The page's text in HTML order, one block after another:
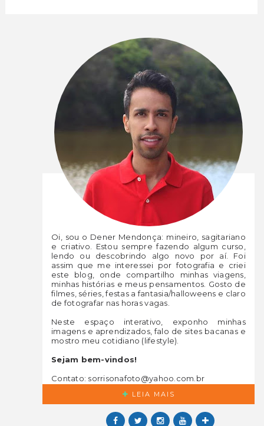
Oi, sou o Dener Mendonça: mineiro, sagitariano
e criativo. Estou sempre fazendo algum curso,
lendo ou descobrindo algo novo por aí. Foi
assim que me interessei por fotografia e criei
este blog, onde compartilho minhas viagens,
minhas histórias e meus pensamentos. Gosto de
filmes, séries, festas a fantasia/halloweens e claro
de fotografar nas horas vagas.
Neste espaço interativo, exponho minhas
imagens e aprendizados, falo de sites bacanas e
mostro meu cotidiano (lifestyle).
Sejam bem-vindos!
Contato: sorrisonafoto@yahoo.com.br
LEIA MAIS